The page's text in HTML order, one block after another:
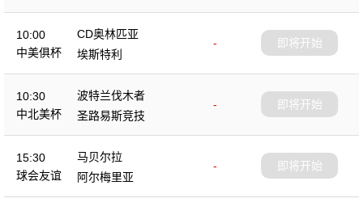
10:00
中美俱杯
CD奥林匹亚
-
埃斯特利
即将开始
10:30
中北美杯
波特兰伐木者
-
圣路易斯竞技
即将开始
15:30
球会友谊
马贝尔拉
-
阿尔梅里亚
即将开始